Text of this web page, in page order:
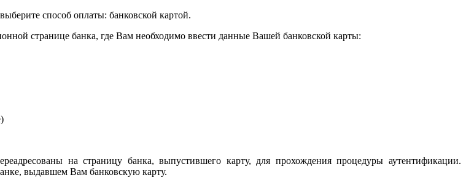
способ оплаты: банковской картой.
странице банка, где Вам необходимо ввести данные Вашей банковской карты:
на страницу банка, выпустившего карту, для прохождения процедуры аутентификации.
выдавшем Вам банковскую карту.